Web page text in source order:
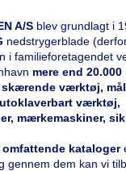
A/S blev grundlagt i
nedstrygerblade
i familieforetagendet
mere end 20.000
skærende værktøj,
værktøj,
mærkemaskiner,
omfattende kataloger
gennem dem kan vi